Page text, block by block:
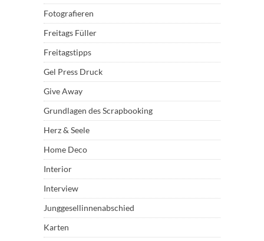
Fotografieren
Freitags Füller
Freitagstipps
Gel Press Druck
Give Away
Grundlagen des Scrapbooking
Herz & Seele
Home Deco
Interior
Interview
Junggesellinnenabschied
Karten